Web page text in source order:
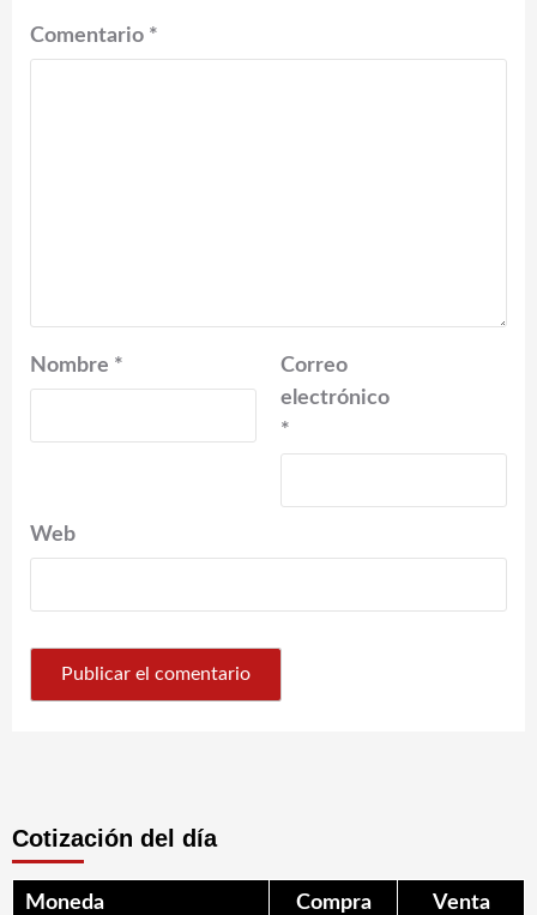
Comentario *
Nombre *
Correo
electrónico
*
Web
Cotización del día
Moneda Compra Venta